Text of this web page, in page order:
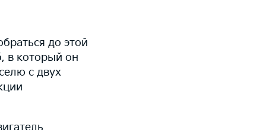
до этой
в который он
с двух